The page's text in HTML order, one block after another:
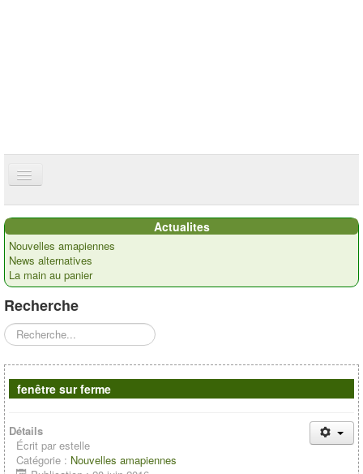
Accueil
Présentation
Actualités
Nos paysans
Commandes
Contacts
Actualites
Nouvelles amapiennes
News alternatives
La main au panier
Recherche
Rechercher
fenêtre sur ferme
Détails
Écrit par estelle
Catégorie : Nouvelles amapiennes